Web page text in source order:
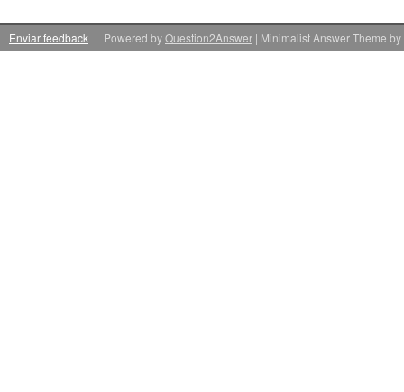
Enviar feedback | Minimalist Answer Theme by
Powered byQuestion2Answer